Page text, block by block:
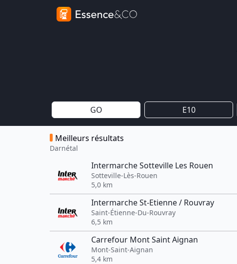
GO E10
Meilleurs résultats
Darnétal
Intermarche Sotteville Les Rouen
Sotteville-Lès-Rouen
5,0 km
Intermarche St-Etienne / Rouvray
Saint-Étienne-Du-Rouvray
6,5 km
Carrefour Mont Saint Aignan
Mont-Saint-Aignan
5,4 km